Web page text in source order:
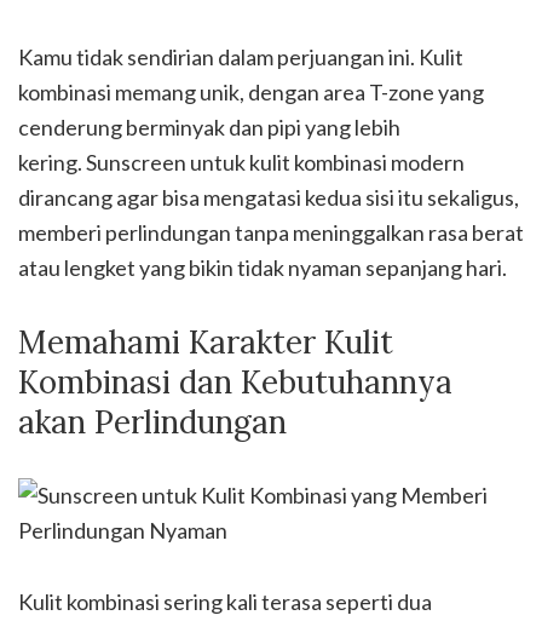
Kamu tidak sendirian dalam perjuangan ini. Kulit
kombinasi memang unik, dengan area T-zone yang
cenderung berminyak dan pipi yang lebih
kering. Sunscreen untuk kulit kombinasi modern
dirancang agar bisa mengatasi kedua sisi itu sekaligus,
memberi perlindungan tanpa meninggalkan rasa berat
atau lengket yang bikin tidak nyaman sepanjang hari.
Memahami Karakter Kulit
Kombinasi dan Kebutuhannya
akan Perlindungan
Kulit kombinasi sering kali terasa seperti dua